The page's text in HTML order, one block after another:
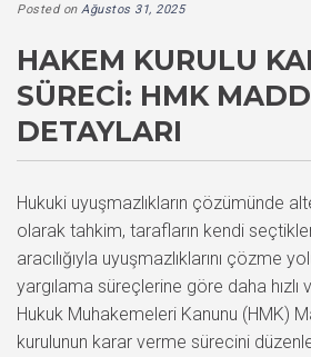
Posted on Ağustos 31, 2025
HAKEM KURULU
SÜRECI: HMK
DETAYLARI
Hukuki uyuşmazlıkların çözümünde
olarak tahkim, tarafların kendi
aracılığıyla uyuşmazlıklarını çözme
yargılama süreçlerine göre daha hızlı
Hukuk Muhakemeleri Kanunu (HMK)
kurulunun karar verme sürecini